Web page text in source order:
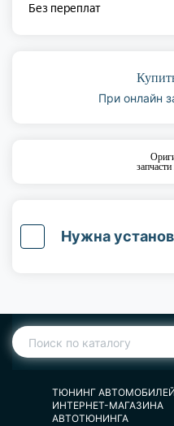
При онлайн
Нужна
ТЮНИНГ
ИНТЕРНЕТ-МАГАЗИНА
АВТОТЮНИНГА